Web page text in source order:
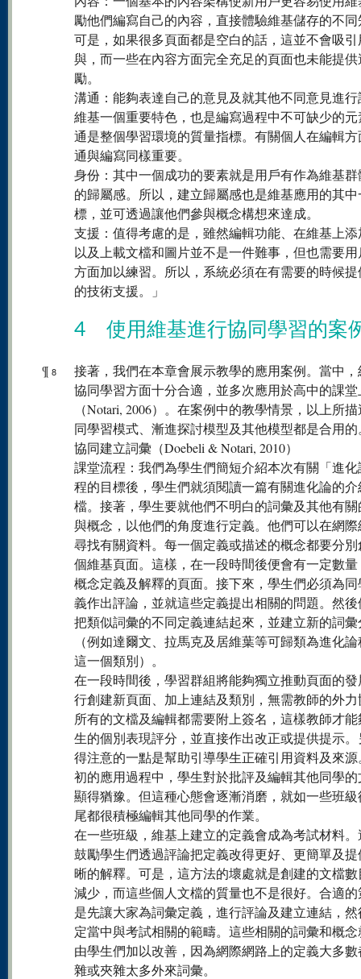
勵他們編寫自己的內容，直接體驗維基儲存的不
可是，如果很多頁面都是空白的話，這並不會吸
與，而一些在內容方面完全充足的頁面也未能提
勵。
溝通：能夠表達自己的意見及就其他不同意見進
維基一個重要特色，也是編寫過程中不可缺少的
通是整個學習環境的質量指標。有關個人在編輯
通與編寫同樣重要。
身份：其中一個成功的要素就是用戶有作為維基
的歸屬感。所以，建立歸屬感也是維基應用的其
標，並可透過讓他們參與概念構想來達成。
支援：值得考慮的是，雖然編輯功能、在維基上
以及上載文檔和圖片並不是一件難事，但也需要
方面加以練習。所以，系統必須在有需要的時候
的技術支援。」
4 使用維基進行協同學習的案
¶ 8
接著，我們在本章會展示教學的應用案例。當中
協同學習方面十分合適，並多次應用於高中的課堂
（Notari, 2006）。在案例中的教學情景，以上所
同學習模式、漸進探討模型及其他模型都是合用的
協同建立詞彙（Doebeli & Notari, 2010）
課堂流程：我們為學生們簡短介紹本次有關「進
程的目標後，學生們就須閱讀一篇有關進化論的
檔。接著，學生要就他們不明白的詞彙及其他有
與概念，以他們的角度進行定義。他們可以在網
尋找有關資料。每一個定義或描述的概念都要分
個維基頁面。這樣，在一段時間後便會有一定數
概念定義及解釋的頁面。接下來，學生們必須為
義作出評論，並就這些定義提出相關的問題。然
把類似詞彙的不同定義連結起來，並建立新的詞彙
（例如達爾文、拉馬克及居維葉等可歸類為進化
這一個類別）。
在一段時間後，學習群組將能夠獨立推動頁面的
行創建新頁面、加上連結及類別，無需教師的外
所有的文檔及編輯都需要附上簽名，這樣教師才
生的個別表現評分，並直接作出改正或提供提示
得注意的一點是幫助引導學生正確引用資料及來
初的應用過程中，學生對於批評及編輯其他同學
顯得猶豫。但這種心態會逐漸消磨，就如一些班
尾都很積極編輯其他同學的作業。
在一些班級，維基上建立的定義會成為考試材料
鼓勵學生們透過評論把定義改得更好、更簡單及
晰的解釋。可是，這方法的壞處就是創建的文檔
減少，而這些個人文檔的質量也不是很好。合適
是先讓大家為詞彙定義，進行評論及建立連結，
定當中與考試相關的範疇。這些相關的詞彙和概
由學生們加以改善，因為網際網路上的定義大多
雜或夾雜太多外來詞彙。